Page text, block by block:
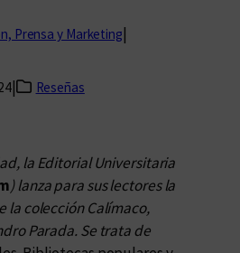
Prensa y Marketing|
| Reseñas
la Editorial Universitaria
) lanza para sus lectores la
la colección Calímaco,
Parada. Se trata de